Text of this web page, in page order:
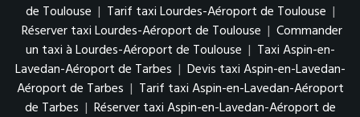
de Toulouse | Tarif taxi Lourdes-Aéroport de Toulouse |
Réserver taxi Lourdes-Aéroport de Toulouse | Commander
un taxi à Lourdes-Aéroport de Toulouse | Taxi Aspin-en-
Lavedan-Aéroport de Tarbes | Devis taxi Aspin-en-Lavedan-
Aéroport de Tarbes | Tarif taxi Aspin-en-Lavedan-Aéroport
de Tarbes | Réserver taxi Aspin-en-Lavedan-Aéroport de